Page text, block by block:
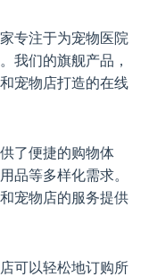
专注于为宠物医院
我们的旗舰产品，
宠物店打造的在线
了便捷的购物体
品等多样化需求。
宠物店的服务提供
可以轻松地订购所